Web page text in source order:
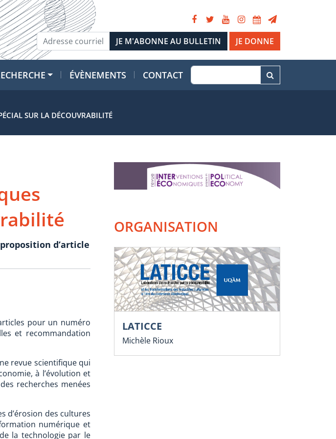
JE DONNE
ÉVÈNEMENTS CONTACT
SUR LA DÉCOUVRABILITÉ
d’article
pour un numéro
et recommandation
revue scientifique qui
à l’évolution et
recherches menées
d’érosion des cultures
numérique et
la technologie par le
ORGANISATION
LATICCE
Michèle Rioux